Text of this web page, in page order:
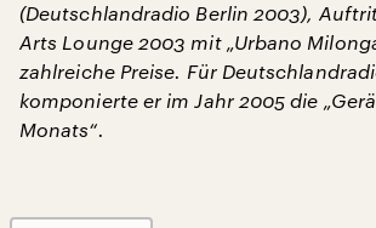
(Deutschlandradio Berlin 2003),
Arts Lounge 2003 mit „Urbano
zahlreiche Preise. Für
komponierte er im Jahr 2005 die
Monats“.